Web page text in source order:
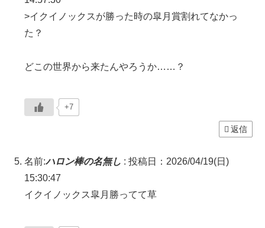
>イクイノックスが勝った時の皐月賞割れてなかっ
た？
どこの世界から来たんやろうか……？
+7
返信
名前:ハロン棒の名無し : 投稿日：2026/04/19(日)
15:30:47
イクイノックス皐月勝ってて草